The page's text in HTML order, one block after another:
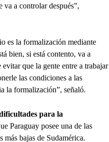
va a controlar después”,
es la formalización mediante
bien, si está contento, va a
que la gente entre a trabajar
las condiciones a las
la formalización”, señaló.
para la
Paraguay posee una de las
más bajas de Sudamérica.